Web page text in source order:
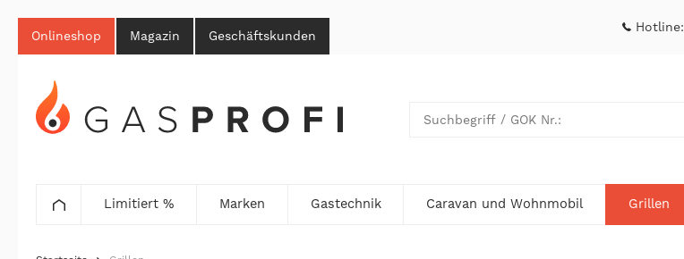
Onlineshop Magazin Geschäftskunden
Hotline:
Limitiert % Marken Gastechnik Caravan und Wohnmobil Grillen